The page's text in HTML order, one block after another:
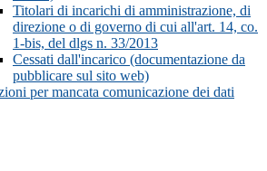
Titolari di incarichi di amministrazione, di
direzione o di governo di cui all'art. 14, co.
1-bis, del dlgs n. 33/2013
Cessati dall'incarico (documentazione da
pubblicare sul sito web)
per mancata comunicazione dei dati